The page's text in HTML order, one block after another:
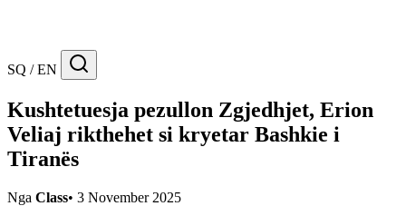
SQ / EN
Kushtetuesja pezullon Zgjedhjet, Erion
Veliaj rikthehet si kryetar Bashkie i
Tiranës
Nga Class• 3 November 2025